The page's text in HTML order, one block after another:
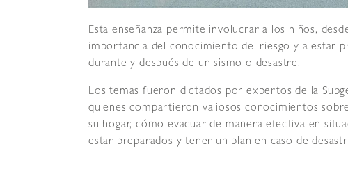
Esta enseñanza permite involucrar a los niños,
importancia del conocimiento del riesgo y a estar
durante y después de un sismo o desastre.
Los temas fueron dictados por expertos de la
quienes compartieron valiosos conocimientos
su hogar, cómo evacuar de manera efectiva en
estar preparados y tener un plan en caso de